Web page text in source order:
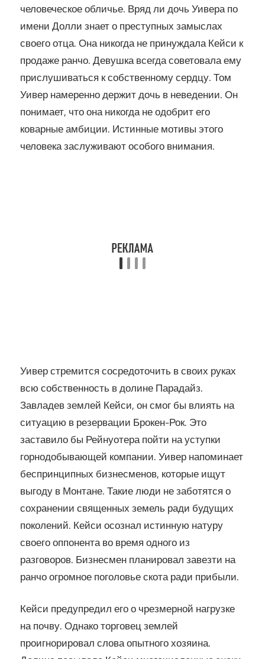
человеческое обличье. Вряд ли дочь Уивера по
имени Долли знает о преступных замыслах
своего отца. Она никогда не принуждала Кейси к
продаже ранчо. Девушка всегда советовала ему
прислушиваться к собственному сердцу. Том
Уивер намеренно держит дочь в неведении. Он
понимает, что она никогда не одобрит его
коварные амбиции. Истинные мотивы этого
человека заслуживают особого внимания.
Уивер стремится сосредоточить в своих руках
всю собственность в долине Парадайз.
Завладев землей Кейси, он смог бы влиять на
ситуацию в резервации Брокен-Рок. Это
заставило бы Рейнуотера пойти на уступки
горнодобывающей компании. Уивер напоминает
беспринципных бизнесменов, которые ищут
выгоду в Монтане. Такие люди не заботятся о
сохранении священных земель ради будущих
поколений. Кейси осознал истинную натуру
своего оппонента во время одного из
разговоров. Бизнесмен планировал завезти на
ранчо огромное поголовье скота ради прибыли.
Кейси предупредил его о чрезмерной нагрузке
на почву. Однако торговец землей
проигнорировал слова опытного хозяина.